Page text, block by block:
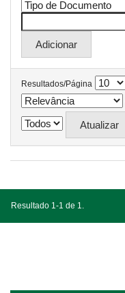
Resultados/Página
Resultado 1-1 de 1.